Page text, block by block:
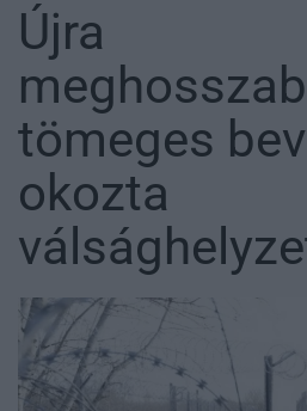
Újra
tömeges
okozta